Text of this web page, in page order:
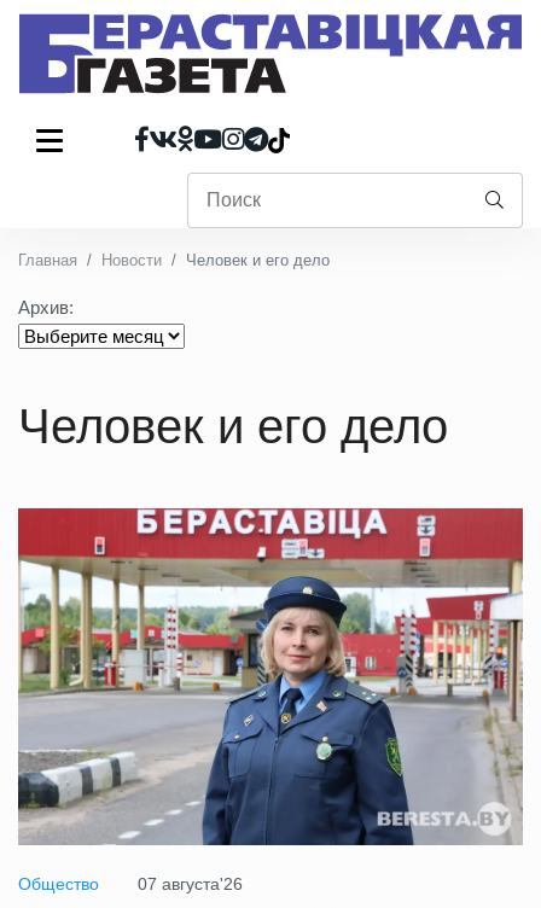
Главная Новости Человек и его дело
Архив:
Человек и его дело
Общество 07 августа'26